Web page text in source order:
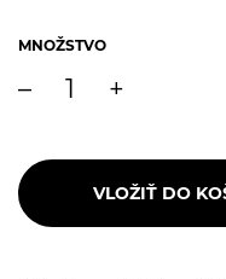
MNOŽSTVO
– +